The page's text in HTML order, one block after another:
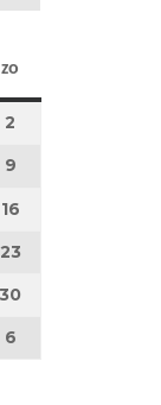
zo
2026
2
2026
9
2026 2026
16
2026 2026
23
2026 2026
30
2026 2026
6